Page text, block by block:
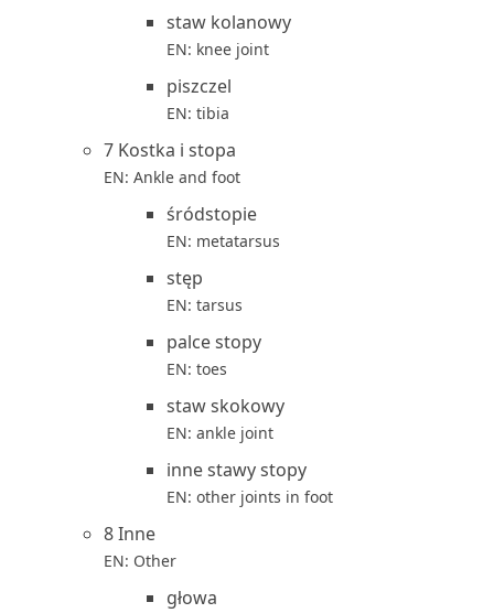
staw kolanowy
EN: knee joint
piszczel
EN: tibia
7 Kostka i stopa
EN: Ankle and foot
śródstopie
EN: metatarsus
stęp
EN: tarsus
palce stopy
EN: toes
staw skokowy
EN: ankle joint
inne stawy stopy
EN: other joints in foot
8 Inne
EN: Other
głowa